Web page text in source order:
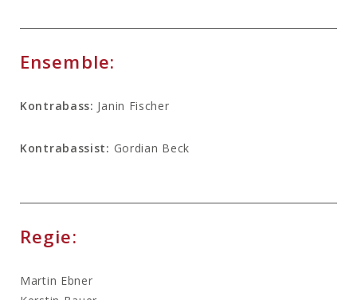
Ensemble:
Kontrabass: Janin Fischer
Kontrabassist: Gordian Beck
Regie:
Martin Ebner